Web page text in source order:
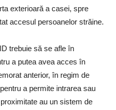
exterioară a casei, spre
accesul persoanelor străine.
trebuie să se afle în
a putea avea acces în
anterior, în regim de
a permite intrarea sau
au un sistem de